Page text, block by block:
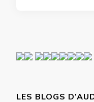
LES BLOGS